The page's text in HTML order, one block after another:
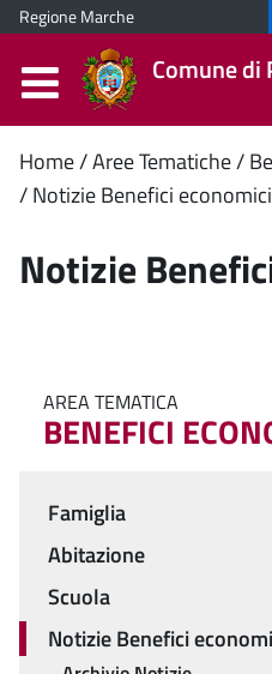
Regione Marche
Comune di
Contenuto
Home Aree Tematiche
Notizie Benefici economici
Notizie
AREA TEMATICA
BENEFICI
Menu
Famiglia
Abitazione
Scuola
Notizie Benefici